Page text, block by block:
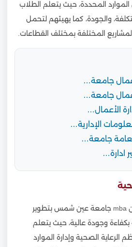
المحددة، حيث يتعلم الطلاب
والجودة، كما يهيئهم لتحمل
المختلفة بمختلف القطاعات.
جامعة…
جامعة…
الأعمال…
الإدارية…
جامعة…
ادارة…
يعنى هذا التخصص من mba جامعة عين شمس بتطوير
بكفاءة وجودة عالية، حيث يتعلم
الرعاية الصحية وإدارة الموارد